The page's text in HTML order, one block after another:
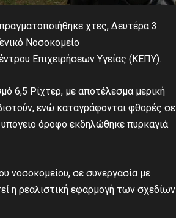
χτες, Δευτέρα 3
Νοσοκομείο
Επιχειρήσεων Υγείας (ΚΕΠΥ).
6,5 Ρίχτερ, με αποτέλεσμα μερική
ενώ καταγράφονται φθορές σε
όροφο εκδηλώθηκε πυρκαγιά
νοσοκομείου, σε συνεργασία με
η ρεαλιστική εφαρμογή των σχεδίων